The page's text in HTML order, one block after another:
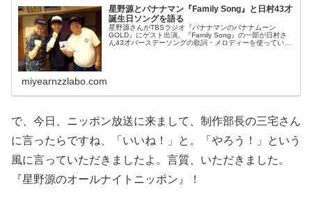
星野源とバナナマン『Family Song』と日村43才
誕生日ソングを語る
星野源さんがTBSラジオ『バナナマンのバナナムーン
GOLD』にゲスト出演。『Family Song』の一部が日村さ
ん43才バースデーソングの歌詞・メロディーを使っている
miyearnzzlabo.com
で、今日、ニッポン放送に来まして、制作部長の三宅さん
に言ったらですね、「いいね！」と。「やろう！」という
風に言っていただきましたよ。言質、いただきました。
『星野源のオールナイトニッポン』！